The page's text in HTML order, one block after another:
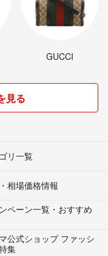
GUCCI
見る
リ一覧
相場価格情報
ペーン一覧・おすすめ
公式ショップ ファッシ
集